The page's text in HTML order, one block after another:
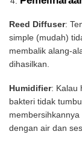
Reed Diffuser:
simple (mudah)
membalik alang-
dihasilkan.
Humidifier: Kalau
bakteri tidak
dengan air dan